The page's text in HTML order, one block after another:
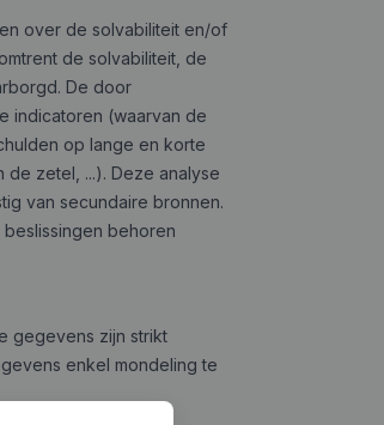
over de solvabiliteit en/of
de solvabiliteit, de
De door
indicatoren (waarvan de
op lange en korte
zetel, ...). Deze analyse
van secundaire bronnen.
behoren
gegevens zijn strikt
enkel mondeling te